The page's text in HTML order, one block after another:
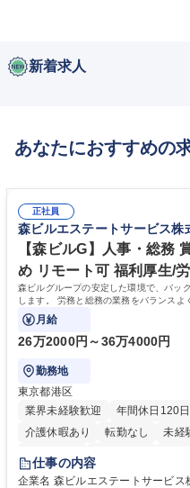
新着求人
あなたにおすすめの
正社員
森ビルエステートサービス株
【森ビルG】人事・総務
め リモート可 福利厚生/
森ビルグループの安定した環境で、バッ
します。 労務と総務の業務をバランスよ
にも挑戦できる、やりがいある環境です。
月給
26万2000円～36万4000円
勤務地
東京都港区
業界未経験歓迎
年間休日120
介護休暇あり
転勤なし 未経
経験者歓迎
完全週休2日制
交通費支給
仕事の内容
企業名 森ビルエステートサービス株式会社 求人名 【森